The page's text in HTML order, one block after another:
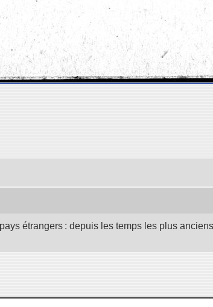
étrangers : depuis les temps les plus